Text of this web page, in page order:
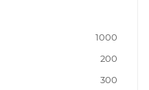
1000
200
300